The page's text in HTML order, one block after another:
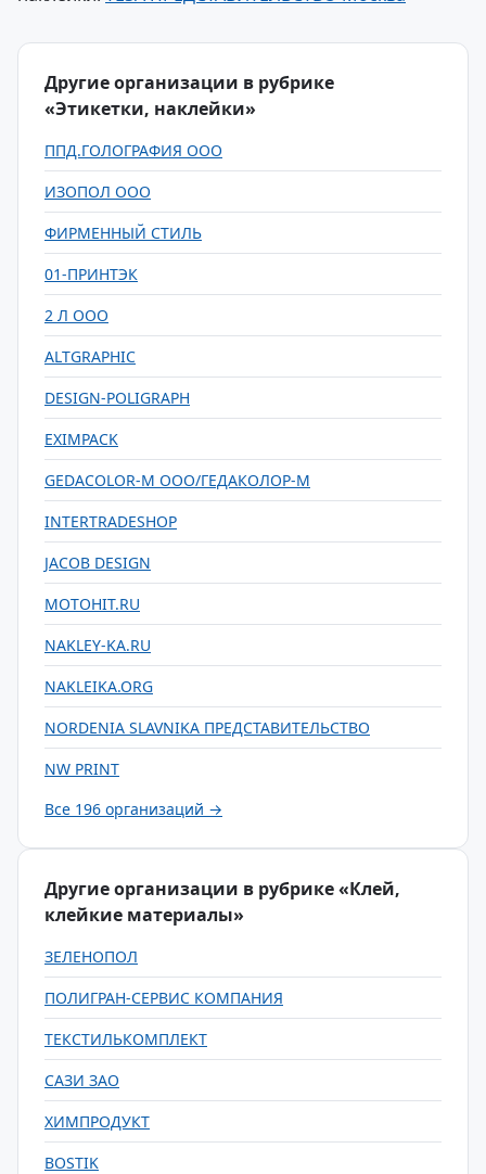
Другие организации в рубрике
«Этикетки, наклейки»
ППД.ГОЛОГРАФИЯ ООО
ИЗОПОЛ ООО
ФИРМЕННЫЙ СТИЛЬ
01-ПРИНТЭК
2 Л ООО
ALTGRAPHIC
DESIGN-POLIGRAPH
EXIMPACK
GEDACOLOR-M ООО/ГЕДАКОЛОР-М
INTERTRADESHOP
JACOB DESIGN
MOTOHIT.RU
NAKLEY-KA.RU
NAKLEIKA.ORG
NORDENIA SLAVNIKA ПРЕДСТАВИТЕЛЬСТВО
NW PRINT
Все 196 организаций →
Другие организации в рубрике «Клей,
клейкие материалы»
ЗЕЛЕНОПОЛ
ПОЛИГРАН-СЕРВИС КОМПАНИЯ
ТЕКСТИЛЬКОМПЛЕКТ
САЗИ ЗАО
ХИМПРОДУКТ
BOSTIK